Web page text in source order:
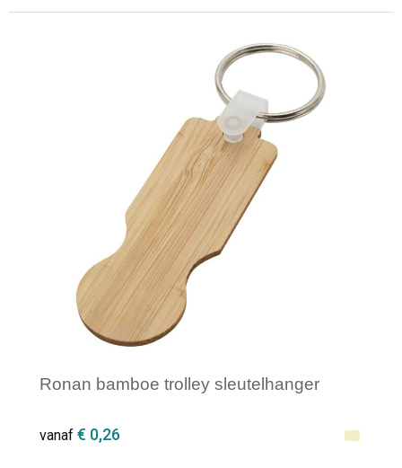
Ronan bamboe trolley sleutelhanger
vanaf € 0,26